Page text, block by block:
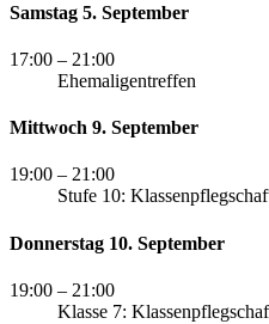
Samstag 5. September
17:00 – 21:00
Ehemaligentreffen
Mittwoch 9. September
19:00 – 21:00
Stufe 10:
Donnerstag 10. September
19:00 – 21:00
Klasse 7: